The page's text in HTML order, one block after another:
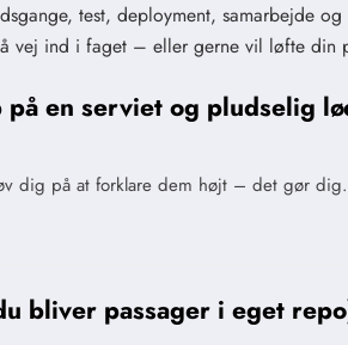
test, deployment, samarbejde
vej ind i faget – eller gerne vil løfte din
en serviet og pludselig
dig på at forklare dem højt – det gør
bliver passager i eget